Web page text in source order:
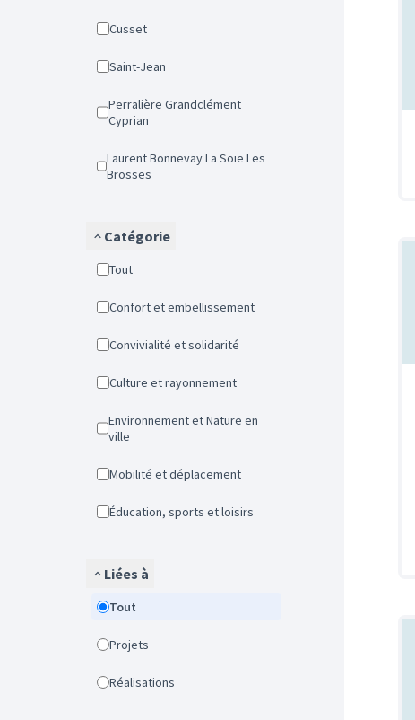
Cusset
Saint-Jean
Perralière Grandclément
Cyprian
Laurent Bonnevay La Soie Les
Brosses
Catégorie
Tout
Confort et embellissement
Convivialité et solidarité
Culture et rayonnement
Environnement et Nature en
ville
Mobilité et déplacement
Éducation, sports et loisirs
Liées à
Tout
Projets
Réalisations